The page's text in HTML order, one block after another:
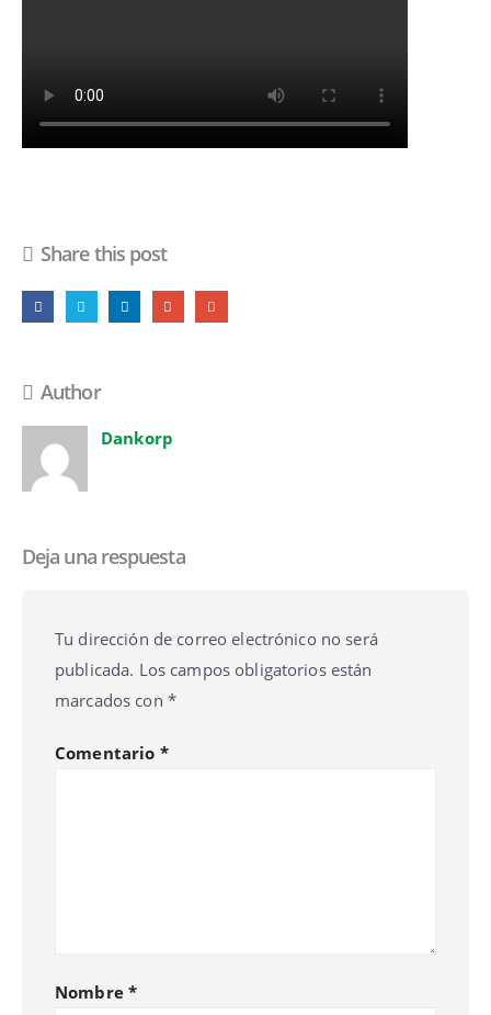
Share this post
Author
Dankorp
Deja una respuesta
Tu dirección de correo electrónico no será
publicada. Los campos obligatorios están
marcados con *
Comentario *
Nombre *